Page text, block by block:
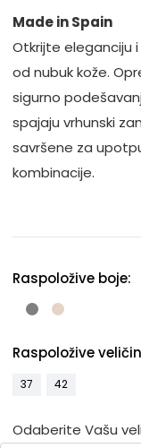
Made in Spain
Otkrijte eleganciju
od nubuk kože.
sigurno
spajaju vrhunski
savršene za
kombinacije.
Raspoložive boje:
Raspoložive
37 42
Odaberite Vašu